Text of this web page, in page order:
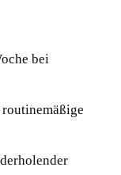
bei